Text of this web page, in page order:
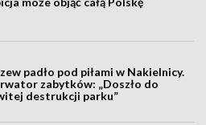
padło pod piłami w Nakielnicy.
zabytków: „Doszło do
destrukcji parku”